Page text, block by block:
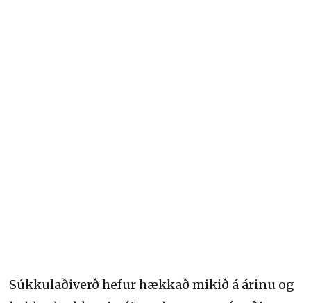
Súkkulaðiverð hefur hækkað mikið á árinu og